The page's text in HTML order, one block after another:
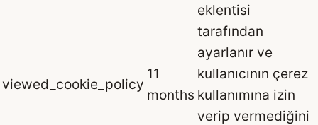
viewed_cookie_policy
11
months
eklentisi
tarafından
ayarlanır ve
kullanıcının çerez
kullanımına izin
verip vermediğini